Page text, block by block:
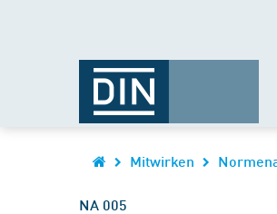
Mitwirken
NA 005